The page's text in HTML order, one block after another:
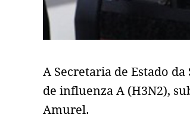
A Secretaria de Estado
de influenza A (H3N2),
Amurel.